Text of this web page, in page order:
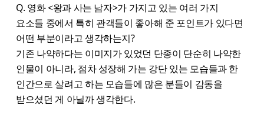
Q. 영화 <왕과 사는 남자>가 가지고 있는 여러 가지
요소들 중에서 특히 관객들이 좋아해 준 포인트가 있다면
어떤 부분이라고 생각하는지?
기존 나약하다는 이미지가 있었던 단종이 단순히 나약한
인물이 아니라, 점차 성장해 가는 강단 있는 모습들과 한
인간으로 살려고 하는 모습들에 많은 분들이 감동을
받으셨던 게 아닐까 생각한다.